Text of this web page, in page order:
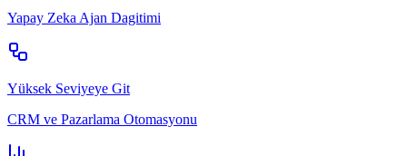
Yapay Zeka Ajan Dagitimi
Yüksek Seviyeye Git
CRM ve Pazarlama Otomasyonu